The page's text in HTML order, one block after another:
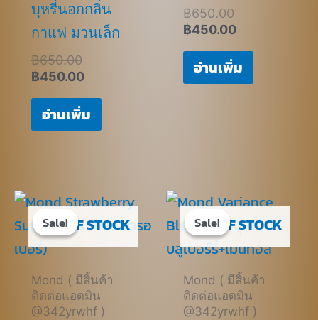
บุหรี่นอกกลิ่น
กาแฟ มวนเล็ก
฿650.00
฿450.00
อ่านเพิ่ม
฿650.00
฿450.00
อ่านเพิ่ม
Sale!
OUT OF STOCK
Sale!
Mond ( มีสิ้นค้า
ติดต่อแอดมิน
@342yrwhf )
Original
was:
฿620.00.
Current
is:
฿420.00.
Sale!
OUT OF STOCK
Sale!
Mond ( มีสิ้นค้า
ติดต่อแอดมิน
@342yrwhf )
Original
was:
฿670.00.
Current
is:
฿470.00.